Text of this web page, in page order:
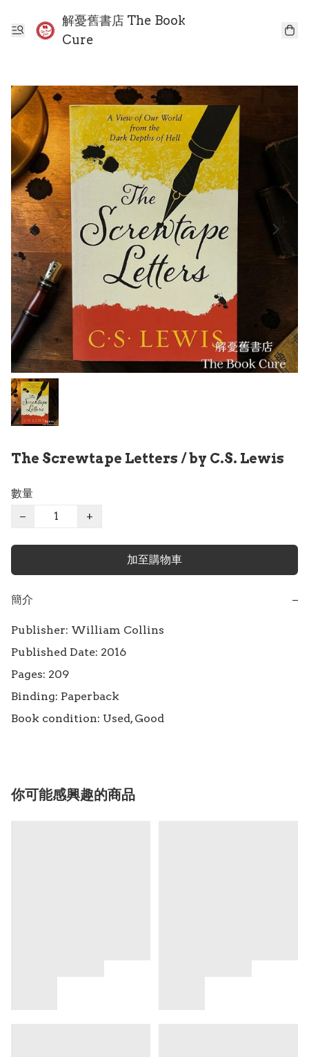
解憂舊書店 The Book
Cure
The Screwtape Letters / by C.S. Lewis
數量
−
+
加至購物車
簡介 −
Publisher: William Collins
Published Date: 2016
Pages: 209
Binding: Paperback
Book condition: Used, Good
你可能感興趣的商品